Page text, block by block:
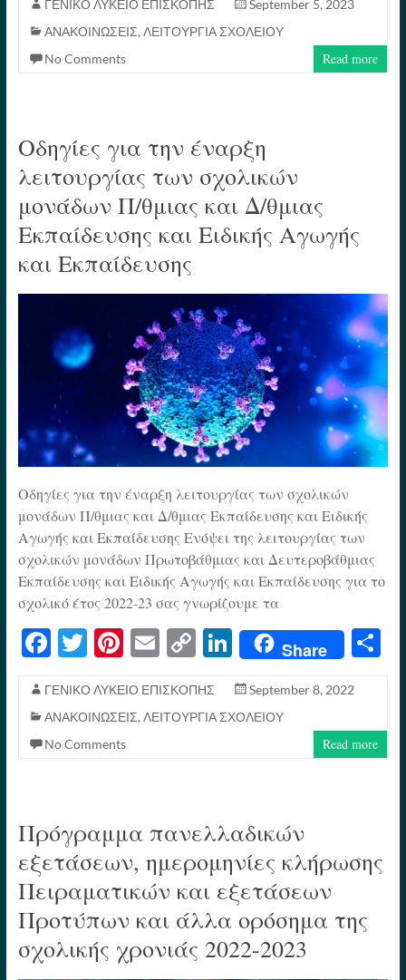
bo
ok
tte
r
er
es
t
aily
Li
ed
In
ΓΕΝΙΚΟ ΛΥΚΕΙΟ ΕΠΙΣΚΟΠΗΣ
September 5, 2023
ΑΝΑΚΟΙΝΩΣΕΙΣ, ΛΕΙΤΟΥΡΓΙΑ ΣΧΟΛΕΙΟΥ
No Comments
Read more
Οδηγίες για την έναρξη
λειτουργίας των σχολικών
μονάδων Π/θμιας και Δ/θμιας
Εκπαίδευσης και Ειδικής Αγωγής
και Εκπαίδευσης
Οδηγίες για την έναρξη λειτουργίας των σχολικών
μονάδων Π/θμιας και Δ/θμιας Εκπαίδευσης και Ειδικής
Αγωγής και Εκπαίδευσης Ενόψει της λειτουργίας των
σχολικών μονάδων Πρωτοβάθμιας και Δευτεροβάθμιας
Εκπαίδευσης και Ειδικής Αγωγής και Εκπαίδευσης για το
σχολικό έτος 2022-23 σας γνωρίζουμε τα
Fa
bo
ok
T
tte
r
Pi
er
es
t
E
ail
C
y
Li
Li
nk
ed
In
Share S
ΓΕΝΙΚΟ ΛΥΚΕΙΟ ΕΠΙΣΚΟΠΗΣ
September 8, 2022
ΑΝΑΚΟΙΝΩΣΕΙΣ,ΛΕΙΤΟΥΡΓΙΑ ΣΧΟΛΕΙΟΥ
No Comments
Read more
Πρόγραμμα πανελλαδικών
εξετάσεων, ημερομηνίες κλήρωσης
Πειραματικών και εξετάσεων
Προτύπων και άλλα ορόσημα της
σχολικής χρονιάς 2022-2023